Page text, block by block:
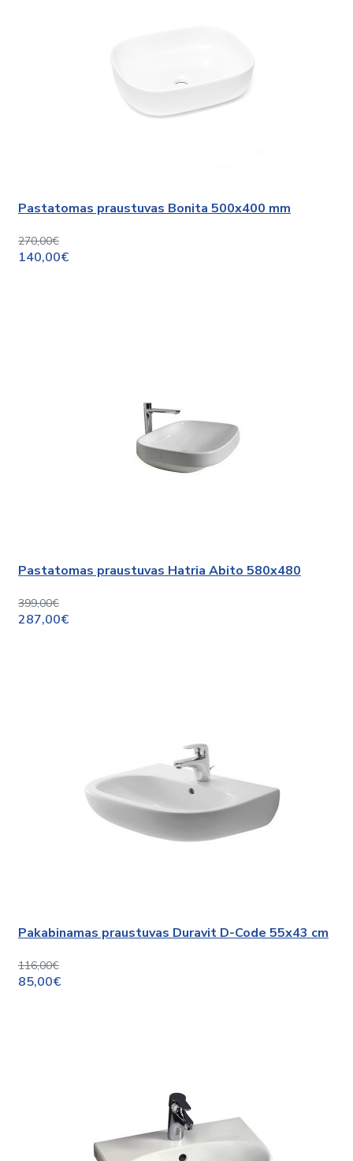
Pastatomas praustuvas Bonita 500x400 mm
270,00€
140,00€
Pastatomas praustuvas Hatria Abito 580x480
399,00€
287,00€
Pakabinamas praustuvas Duravit D-Code 55x43 cm
116,00€
85,00€